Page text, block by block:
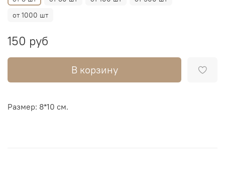
от 1000 шт
150 руб
В корзину
Размер: 8*10 см.